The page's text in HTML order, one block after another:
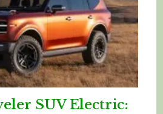
SUV Electric: